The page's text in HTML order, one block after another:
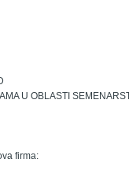
U OBLASTI
firma: